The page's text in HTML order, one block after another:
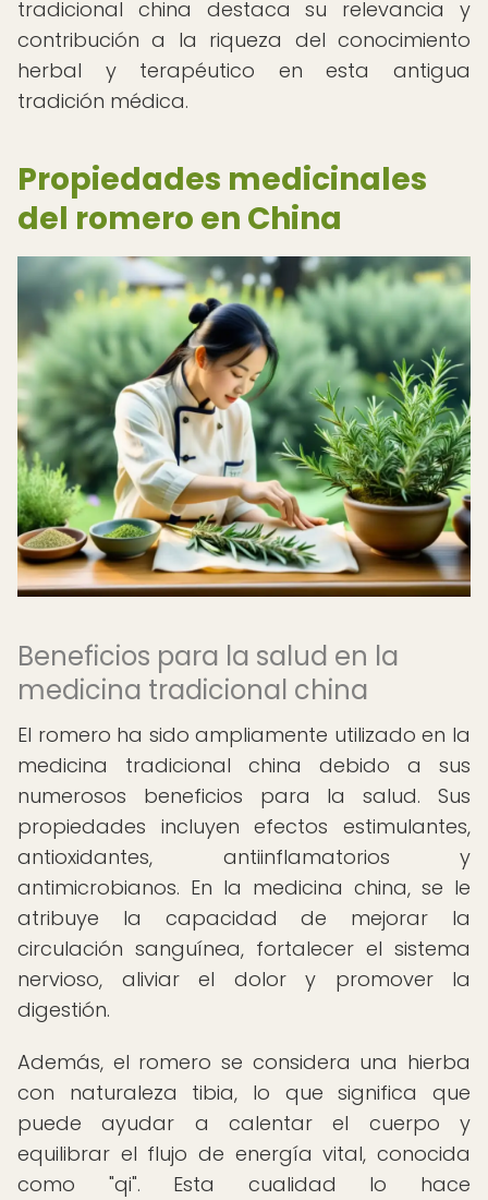
tradicional china destaca su relevancia y
contribución a la riqueza del conocimiento
herbal y terapéutico en esta antigua
tradición médica.
Propiedades medicinales
del romero en China
Beneficios para la salud en la
medicina tradicional china
El romero ha sido ampliamente utilizado en la
medicina tradicional china debido a sus
numerosos beneficios para la salud. Sus
propiedades incluyen efectos estimulantes,
antioxidantes, antiinflamatorios y
antimicrobianos. En la medicina china, se le
atribuye la capacidad de mejorar la
circulación sanguínea, fortalecer el sistema
nervioso, aliviar el dolor y promover la
digestión.
Además, el romero se considera una hierba
con naturaleza tibia, lo que significa que
puede ayudar a calentar el cuerpo y
equilibrar el flujo de energía vital, conocida
como "qi". Esta cualidad lo hace